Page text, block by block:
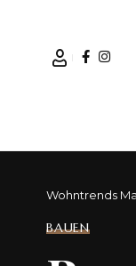
Wohntrends
BAUEN